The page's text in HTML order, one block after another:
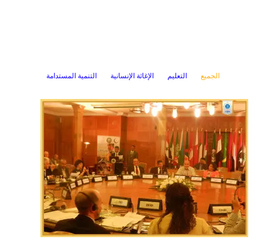
الجميع التعليم الإغاثة الإنسانية التنمية المستدامة